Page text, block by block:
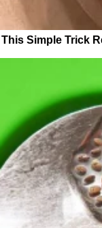
This Simple Trick